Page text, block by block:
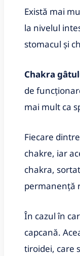
Există mai
la nivelul
stomacul și
Chakra
de
mai mult ca
Fiecare
chakre, iar
chakra,
permanență
În cazul în
capcană.
tiroidei, care